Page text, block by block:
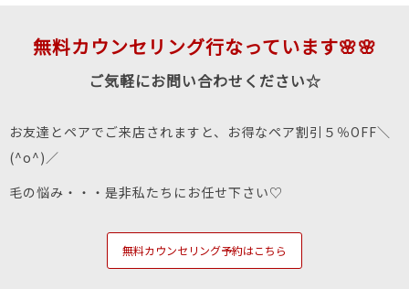
無料カウンセリング行なっています🌸🌸
ご気軽にお問い合わせください☆
お友達とペアでご来店されますと、お得なペア割引５％OFF＼
(^o^)／
毛の悩み・・・是非私たちにお任せ下さい♡
無料カウンセリング予約はこちら